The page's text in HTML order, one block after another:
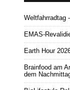
Weltfahrradtag
EMAS-
Earth Hour
Brainfood am
dem